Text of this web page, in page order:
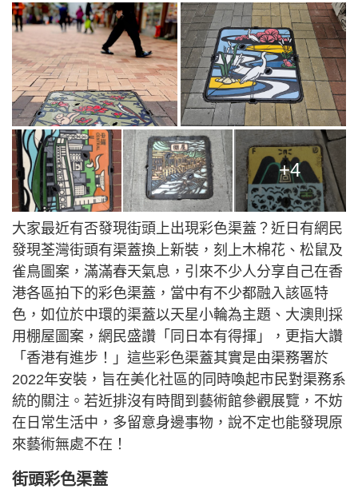
+4
大家最近有否發現街頭上出現彩色渠蓋？近日有網民
發現荃灣街頭有渠蓋換上新裝，刻上木棉花、松鼠及
雀鳥圖案，滿滿春天氣息，引來不少人分享自己在香
港各區拍下的彩色渠蓋，當中有不少都融入該區特
色，如位於中環的渠蓋以天星小輪為主題、大澳則採
用棚屋圖案，網民盛讚「同日本有得揮」，更指大讚
「香港有進步！」這些彩色渠蓋其實是由渠務署於
2022年安裝，旨在美化社區的同時喚起市民對渠務系
統的關注。若近排沒有時間到藝術館參觀展覽，不妨
在日常生活中，多留意身邊事物，說不定也能發現原
來藝術無處不在！
街頭彩色渠蓋